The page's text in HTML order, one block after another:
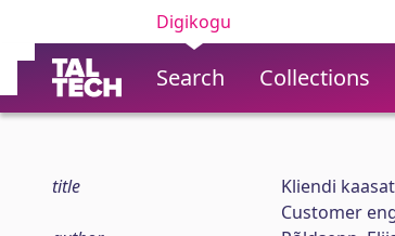
Digikogu
Search Collections
title
Kliendi
Customer